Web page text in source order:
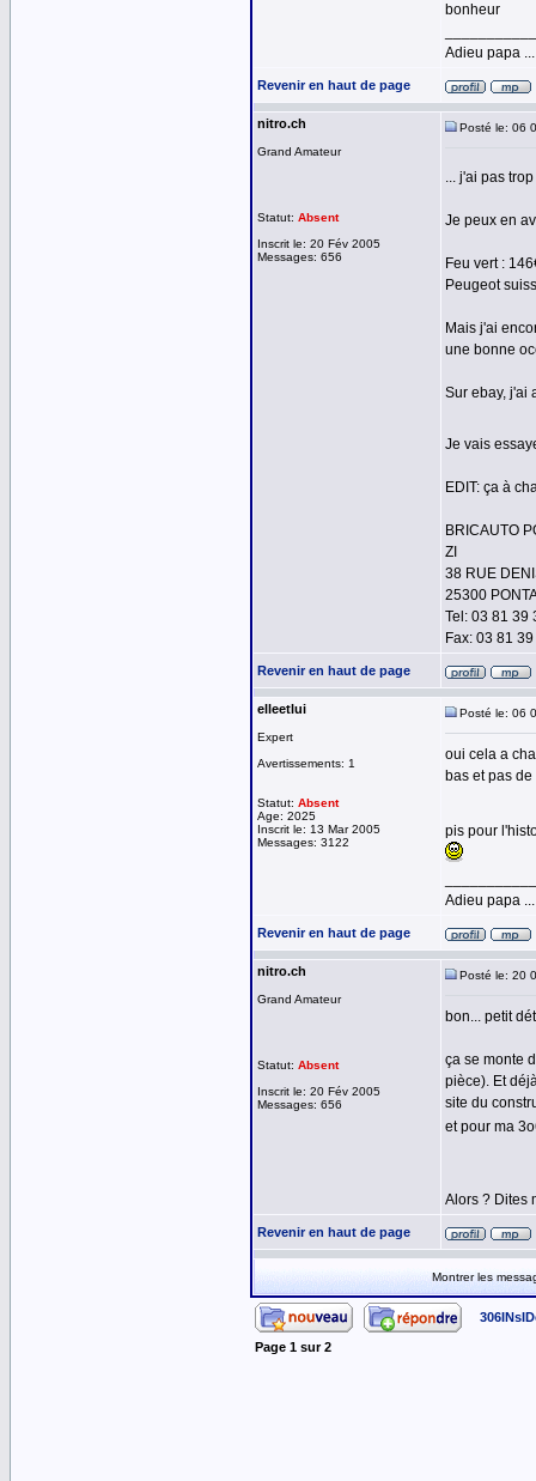
bonheur
Adieu papa ...
Revenir en haut de page
nitro.ch
Grand Amateur
Statut: Absent
Inscrit le: 20 Fév 2005
Messages: 656
Posté le: 06
... j'ai pas
Je peux en
Feu vert :
Peugeot
Mais j'ai
une bonne
Sur ebay, j'ai
Je vais
EDIT: ça à
BRICAUTO
ZI
38 RUE
25300
Tel: 03 81 39
Fax: 03 81
Revenir en haut de page
elleetlui
Expert
Avertissements: 1
Statut: Absent
Age: 2025
Inscrit le: 13 Mar 2005
Messages: 3122
Posté le: 06
oui cela a
bas et pas
pis pour
Adieu papa ...
Revenir en haut de page
nitro.ch
Grand Amateur
Statut: Absent
Inscrit le: 20 Fév 2005
Messages: 656
Posté le: 20
bon... petit
ça se monte
pièce). Et
site du
et pour ma
Alors ? Dites
Revenir en haut de page
Montrer les
Page 1 sur2